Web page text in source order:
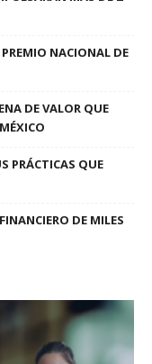
NACIONAL DE
DE VALOR QUE
PRÁCTICAS QUE
DE MILES